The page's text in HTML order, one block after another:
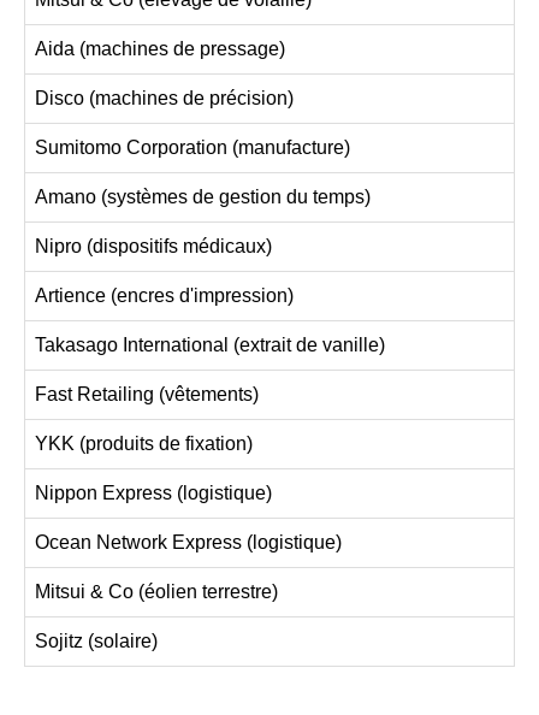
Aida (machines de pressage)
Disco (machines de précision)
Sumitomo Corporation (manufacture)
Amano (systèmes de gestion du temps)
Nipro (dispositifs médicaux)
Artience (encres d'impression)
Takasago International (extrait de vanille)
Fast Retailing (vêtements)
YKK (produits de fixation)
Nippon Express (logistique)
Ocean Network Express (logistique)
Mitsui & Co (éolien terrestre)
Sojitz (solaire)